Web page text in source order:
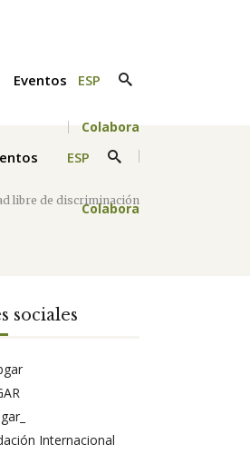
ESP
Colabora
Eventos ESP
Colabora
libre de discriminación
sociales
Internacional